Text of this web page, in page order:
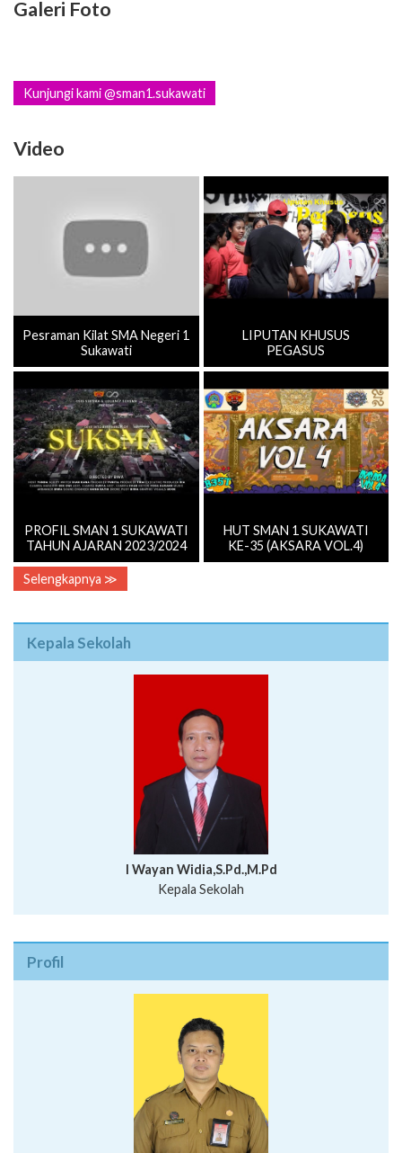
Galeri Foto
Kunjungi kami @sman1.sukawati
Video
Pesraman Kilat SMA Negeri 1
Sukawati
LIPUTAN KHUSUS
PEGASUS
PROFIL SMAN 1 SUKAWATI
TAHUN AJARAN 2023/2024
HUT SMAN 1 SUKAWATI
KE-35 (AKSARA VOL.4)
Selengkapnya ≫
Kepala Sekolah
I Wayan Widia,S.Pd.,M.Pd
Kepala Sekolah
Profil